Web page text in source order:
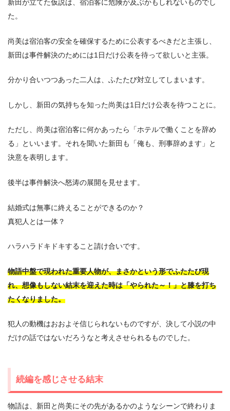
新田が立てた仮説は、宿泊客に危険が及ぶかもしれないものでし
た。
尚美は宿泊客の安全を確保するために公表するべきだと主張し、
新田は事件解決のためには1日だけ公表を待って欲しいと主張。
分かり合いつつあった二人は、ふたたび対立してしまいます。
しかし、新田の気持ちを知った尚美は1日だけ公表を待つことに。
ただし、尚美は宿泊客に何かあったら「ホテルで働くことを辞め
る」といいます。それを聞いた新田も「俺も、刑事辞めます」と
決意を表明します。
後半は事件解決へ怒涛の展開を見せます。
結婚式は無事に終えることができるのか？
真犯人とは一体？
ハラハラドキドキすること請け合いです。
物語中盤で現われた重要人物が、まさかという形でふたたび現
れ、想像もしない結末を迎えた時は「やられた～！」と膝を打ち
たくなりました。
犯人の動機はおおよそ信じられないものですが、決して小説の中
だけの話ではないだろうなと考えさせられるものでした。
続編を感じさせる結末
物語は、新田と尚美にその先があるかのようなシーンで終わりま